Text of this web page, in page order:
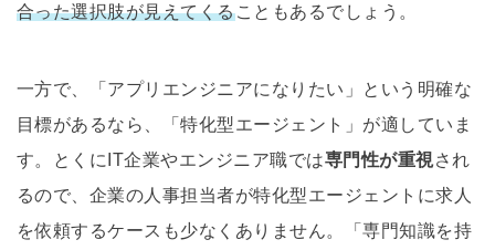
合った選択肢が見えてくることもあるでしょう。
一方で、「アプリエンジニアになりたい」という明確な
目標があるなら、「特化型エージェント」が適していま
す。とくにIT企業やエンジニア職では専門性が重視され
るので、企業の人事担当者が特化型エージェントに求人
を依頼するケースも少なくありません。「専門知識を持